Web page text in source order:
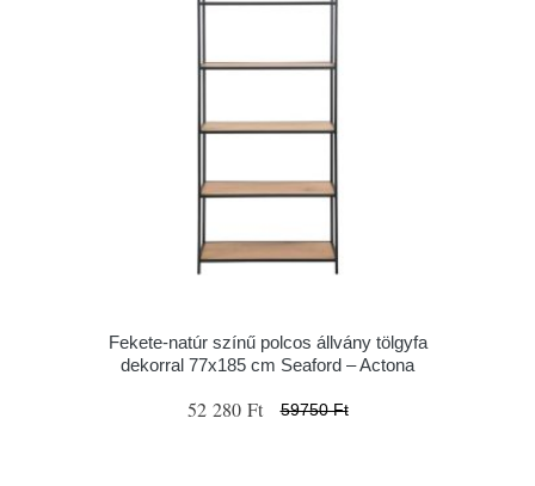
Fekete-natúr színű polcos állvány tölgyfa
dekorral 77x185 cm Seaford – Actona
52 280 Ft 59750 Ft